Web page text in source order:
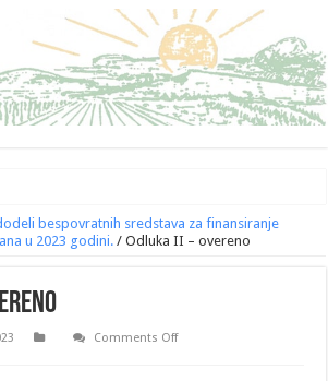
bespovratnih sredstava za finansiranje
u 2023 godini. / Odluka II – overeno
Comments Offon